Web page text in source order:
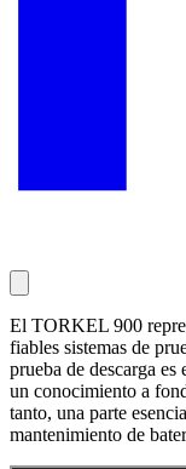
El TORKEL 900
fiables sistemas de
prueba de descarga
un conocimiento a
tanto, una parte
mantenimiento de